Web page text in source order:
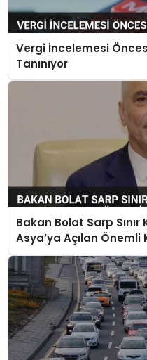
Vergi İncelemesi
Tanınıyor
Bakan Bolat Sarp Sınır
Asya’ya Açılan